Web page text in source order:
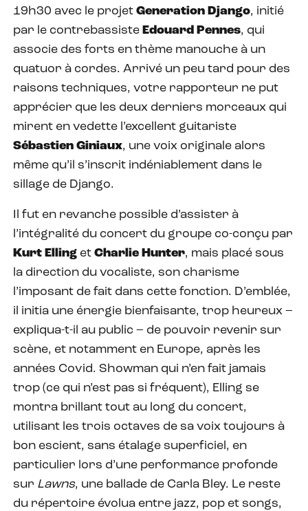
19h30 avec le projet Generation Django, initié
par le contrebassiste Edouard Pennes, qui
associe des forts en thème manouche à un
quatuor à cordes. Arrivé un peu tard pour des
raisons techniques, votre rapporteur ne put
apprécier que les deux derniers morceaux qui
mirent en vedette l’excellent guitariste
Sébastien Giniaux, une voix originale alors
même qu’il s’inscrit indéniablement dans le
sillage de Django.
Il fut en revanche possible d’assister à
l’intégralité du concert du groupe co-conçu par
Kurt Elling et Charlie Hunter, mais placé sous
la direction du vocaliste, son charisme
l’imposant de fait dans cette fonction. D’emblée,
il initia une énergie bienfaisante, trop heureux –
expliqua-t-il au public – de pouvoir revenir sur
scène, et notamment en Europe, après les
années Covid. Showman qui n’en fait jamais
trop (ce qui n’est pas si fréquent), Elling se
montra brillant tout au long du concert,
utilisant les trois octaves de sa voix toujours à
bon escient, sans étalage superficiel, en
particulier lors d’une performance profonde
sur Lawns, une ballade de Carla Bley. Le reste
du répertoire évolua entre jazz, pop et songs,